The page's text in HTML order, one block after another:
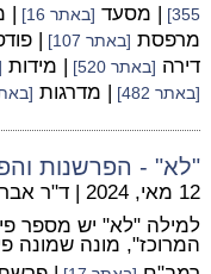
355]
| מסעד [באתר 16] |
מרפסת [באתר 107] |
דירה [באתר 520] | מידות
[באתר 482] | מדרגות [באתר
"לא" - הפרשנות
12 מאי, 2024 | ד"ר
למילה "לא" יש מספר
המרוכז", מונה שמונה